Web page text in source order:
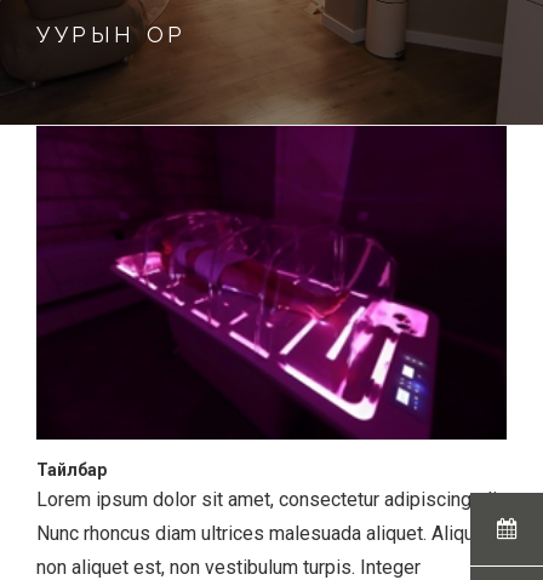
УУРЫН ОР
Тайлбар
Lorem ipsum dolor sit amet, consectetur adipiscing elit.
Nunc rhoncus diam ultrices malesuada aliquet. Aliquam
non aliquet est, non vestibulum turpis. Integer